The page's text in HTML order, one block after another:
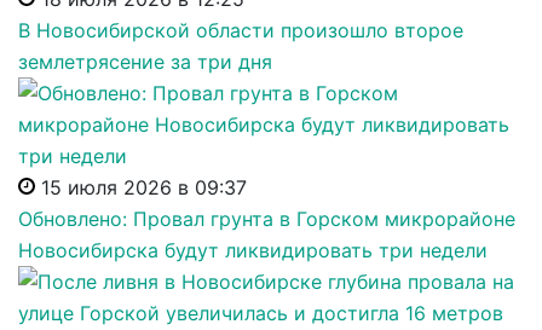
В Новосибирской области произошло второе
землетрясение за три дня
15 июля 2026 в 09:37
Обновлено: Провал грунта в Горском микрорайоне
Новосибирска будут ликвидировать три недели